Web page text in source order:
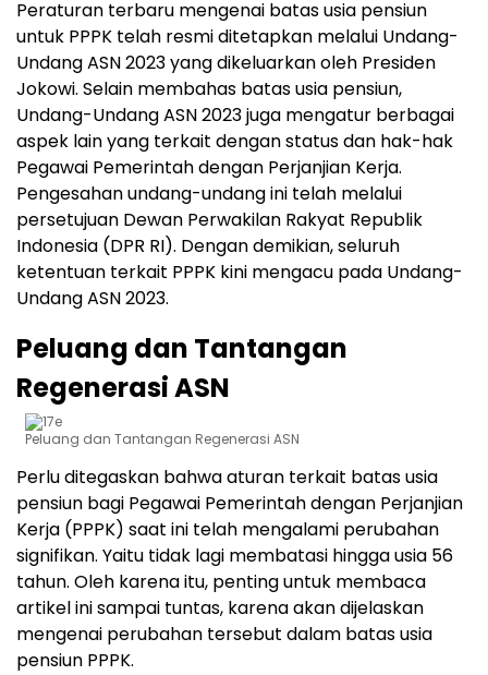
Peraturan terbaru mengenai batas usia pensiun
untuk PPPK telah resmi ditetapkan melalui Undang-
Undang ASN 2023 yang dikeluarkan oleh Presiden
Jokowi. Selain membahas batas usia pensiun,
Undang-Undang ASN 2023 juga mengatur berbagai
aspek lain yang terkait dengan status dan hak-hak
Pegawai Pemerintah dengan Perjanjian Kerja.
Pengesahan undang-undang ini telah melalui
persetujuan Dewan Perwakilan Rakyat Republik
Indonesia (DPR RI). Dengan demikian, seluruh
ketentuan terkait PPPK kini mengacu pada Undang-
Undang ASN 2023.
Peluang dan Tantangan
Regenerasi ASN
Peluang dan Tantangan Regenerasi ASN
Perlu ditegaskan bahwa aturan terkait batas usia
pensiun bagi Pegawai Pemerintah dengan Perjanjian
Kerja (PPPK) saat ini telah mengalami perubahan
signifikan. Yaitu tidak lagi membatasi hingga usia 56
tahun. Oleh karena itu, penting untuk membaca
artikel ini sampai tuntas, karena akan dijelaskan
mengenai perubahan tersebut dalam batas usia
pensiun PPPK.